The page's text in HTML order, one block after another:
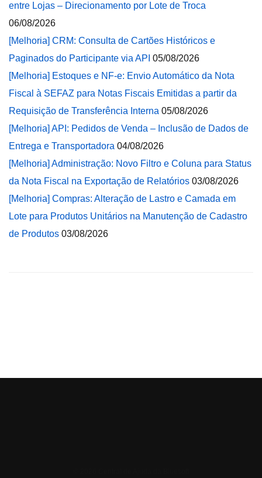
entre Lojas – Direcionamento por Lote de Troca
06/08/2026
[Melhoria] CRM: Consulta de Cartões Históricos e
Paginados do Participante via API 05/08/2026
[Melhoria] Estoques e NF-e: Envio Automático da Nota
Fiscal à SEFAZ para Notas Fiscais Emitidas a partir da
Requisição de Transferência Interna 05/08/2026
[Melhoria] API: Pedidos de Venda – Inclusão de Dados de
Entrega e Transportadora 04/08/2026
[Melhoria] Administração: Novo Filtro e Coluna para Status
da Nota Fiscal na Exportação de Relatórios 03/08/2026
[Melhoria] Compras: Alteração de Lastro e Camada em
Lote para Produtos Unitários na Manutenção de Cadastro
de Produtos 03/08/2026